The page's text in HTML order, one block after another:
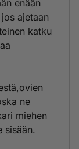
enään
ajetaan
katku
ne
miehen
sisään.